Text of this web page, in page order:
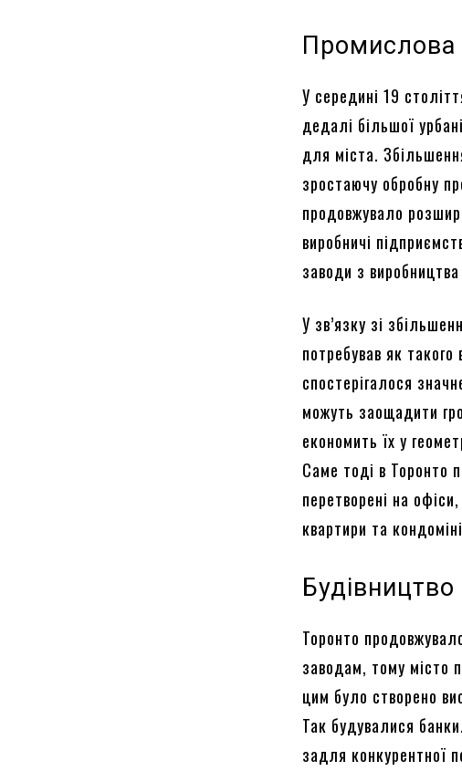
Промислова
У середині 19
дедалі більшої
для міста.
зростаючу обробну
продовжувало
виробничі
заводи з
У зв’язку зі
потребував як
спостерігалося
можуть заощадити
економить їх у
Саме тоді в Торонто
перетворені на
квартири та
Торонто
заводам, тому місто
цим було створено
Так будувалися
задля конкурентної